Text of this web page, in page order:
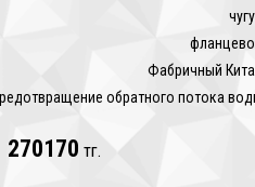
Фабричный
обратного потока
270170 тг.